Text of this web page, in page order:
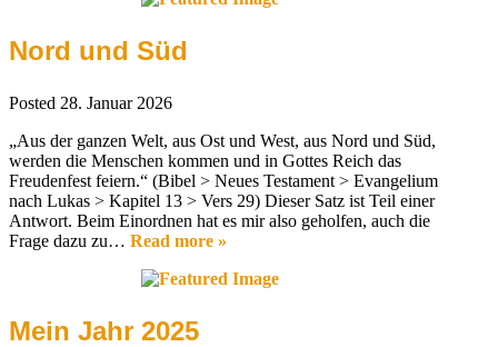
Nord und Süd
Posted 28. Januar 2026
„Aus der ganzen Welt, aus Ost und West, aus Nord und Süd,
werden die Menschen kommen und in Gottes Reich das
Freudenfest feiern.“ (Bibel > Neues Testament > Evangelium
nach Lukas > Kapitel 13 > Vers 29) Dieser Satz ist Teil einer
Antwort. Beim Einordnen hat es mir also geholfen, auch die
Frage dazu zu… Read more »
Mein Jahr 2025